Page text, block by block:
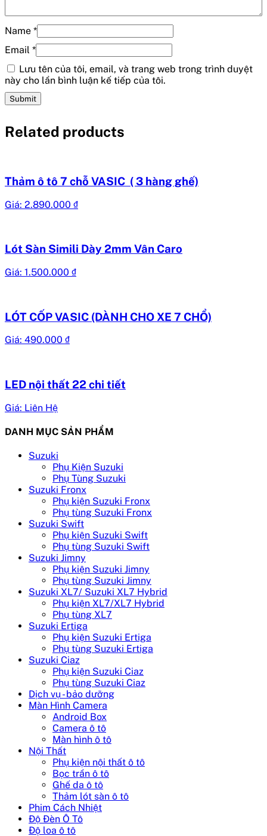
Name *
Email *
Lưu tên của tôi, email, và trang web trong trình duyệt
này cho lần bình luận kế tiếp của tôi.
Related products
Thảm ô tô 7 chỗ VASIC ( 3 hàng ghế)
Giá: 2.890.000 ₫
Lót Sàn Simili Dày 2mm Vân Caro
Giá: 1.500.000 ₫
LÓT CỐP VASIC (DÀNH CHO XE 7 CHỔ)
Giá: 490.000 ₫
LED nội thất 22 chi tiết
Giá: Liên Hệ
DANH MỤC SẢN PHẨM
Suzuki
Phụ Kiện Suzuki
Phụ Tùng Suzuki
Suzuki Fronx
Phụ kiện Suzuki Fronx
Phụ tùng Suzuki Fronx
Suzuki Swift
Phụ kiện Suzuki Swift
Phụ tùng Suzuki Swift
Suzuki Jimny
Phụ kiện Suzuki Jimny
Phụ tùng Suzuki Jimny
Suzuki XL7/ Suzuki XL7 Hybrid
Phụ kiện XL7/XL7 Hybrid
Phụ tùng XL7
Suzuki Ertiga
Phụ kiện Suzuki Ertiga
Phụ tùng Suzuki Ertiga
Suzuki Ciaz
Phụ kiện Suzuki Ciaz
Phụ tùng Suzuki Ciaz
Dịch vụ - bảo dưỡng
Màn Hình Camera
Android Box
Camera ô tô
Màn hình ô tô
Nội Thất
Phụ kiện nội thất ô tô
Bọc trần ô tô
Ghế da ô tô
Thảm lót sàn ô tô
Phim Cách Nhiệt
Độ Đèn Ô Tô
Độ loa ô tô